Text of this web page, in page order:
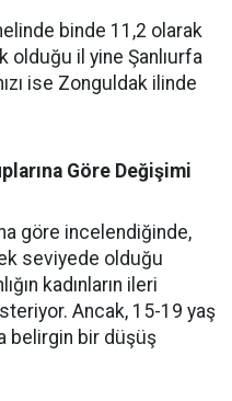
binde 11,2 olarak
olduğu il yine Şanlıurfa
ise Zonguldak ilinde
Göre Değişimi
göre incelendiğinde,
seviyede olduğu
kadınların ileri
Ancak, 15-19 yaş
belirgin bir düşüş